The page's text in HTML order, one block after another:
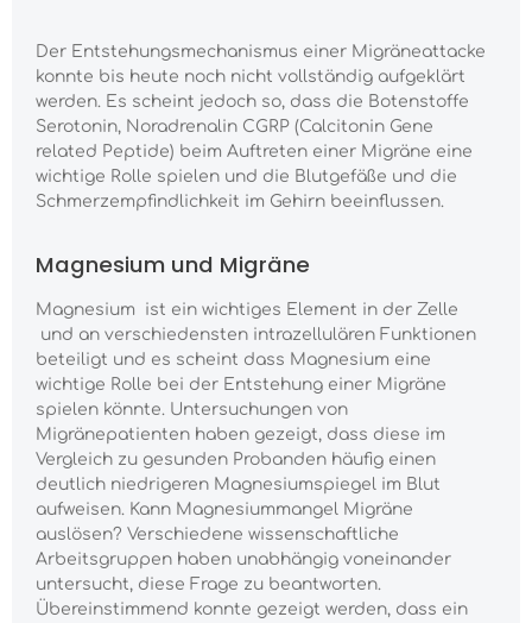
Der Entstehungsmechanismus einer Migräneattacke
konnte bis heute noch nicht vollständig aufgeklärt
werden. Es scheint jedoch so, dass die Botenstoffe
Serotonin, Noradrenalin CGRP (Calcitonin Gene
related Peptide) beim Auftreten einer Migräne eine
wichtige Rolle spielen und die Blutgefäße und die
Schmerzempfindlichkeit im Gehirn beeinflussen.
Magnesium und Migräne
Magnesium ist ein wichtiges Element in der Zelle
und an verschiedensten intrazellulären Funktionen
beteiligt und es scheint dass Magnesium eine
wichtige Rolle bei der Entstehung einer Migräne
spielen könnte. Untersuchungen von
Migränepatienten haben gezeigt, dass diese im
Vergleich zu gesunden Probanden häufig einen
deutlich niedrigeren Magnesiumspiegel im Blut
aufweisen. Kann Magnesiummangel Migräne
auslösen? Verschiedene wissenschaftliche
Arbeitsgruppen haben unabhängig voneinander
untersucht, diese Frage zu beantworten.
Übereinstimmend konnte gezeigt werden, dass ein